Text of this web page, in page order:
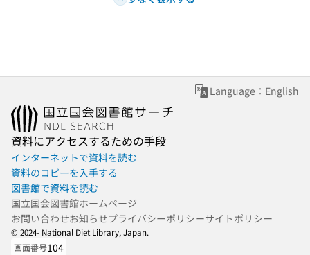
Language：English
資料にアクセスするための手段
インターネットで資料を読む
資料のコピーを入手する
図書館で資料を読む
国立国会図書館ホームページ
お問い合わせお知らせプライバシーポリシーサイトポリシー
© 2024- National Diet Library, Japan.
画面番号104